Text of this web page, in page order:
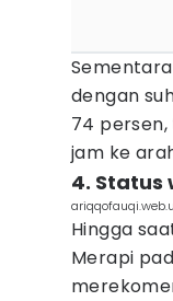
dengan
74 persen,
jam ke
4. Status
Hingga
Merapi